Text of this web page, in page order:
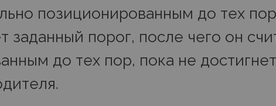
позиционированным до тех
заданный порог, после чего он
до тех пор, пока не